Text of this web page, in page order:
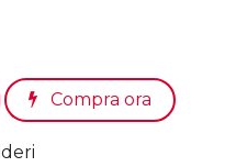
Compra ora